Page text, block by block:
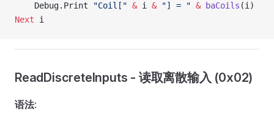
    Debug.Print
"Coil[" & i & "] = " & baCoils (i)
Next i
ReadDiscreteInputs - 读取离散输入 (0x02)
语法: